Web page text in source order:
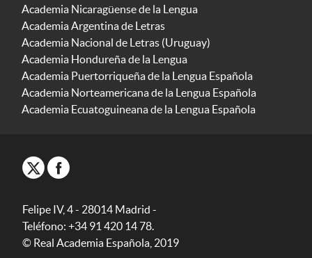
Academia Nicaragüense de la Lengua
Academia Argentina de Letras
Academia Nacional de Letras (Uruguay)
Academia Hondureña de la Lengua
Academia Puertorriqueña de la Lengua Española
Academia Norteamericana de la Lengua Española
Academia Ecuatoguineana de la Lengua Española
Felipe IV, 4 - 28014 Madrid -
Teléfono: +34 91 420 14 78.
© Real Academia Española, 2019